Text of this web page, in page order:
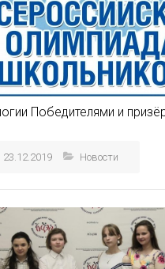
Победителями и
23.12.2019 Новости